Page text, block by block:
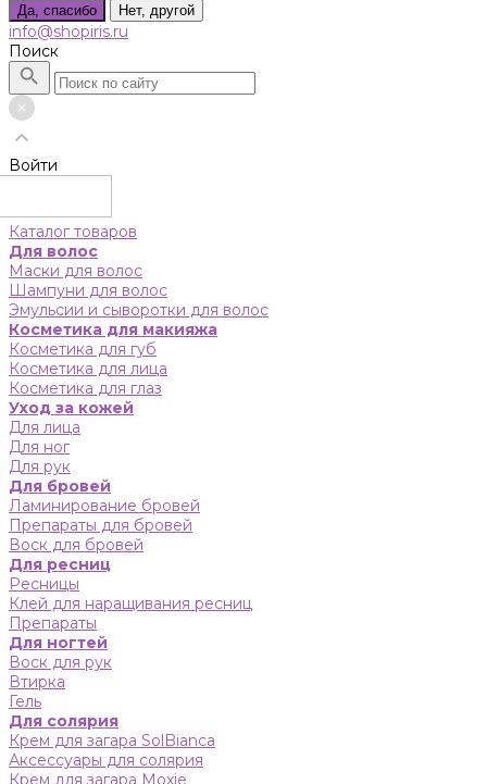
Да, спасибо Нет, другой
info@shopiris.ru
Поиск
Войти
Каталог товаров
Для волос
Маски для волос
Шампуни для волос
Эмульсии и сыворотки для волос
Косметика для макияжа
Косметика для губ
Косметика для лица
Косметика для глаз
Уход за кожей
Для лица
Для ног
Для рук
Для бровей
Ламинирование бровей
Препараты для бровей
Воск для бровей
Для ресниц
Ресницы
Клей для наращивания ресниц
Препараты
Для ногтей
Воск для рук
Втирка
Гель
Для солярия
Крем для загара SolBianca
Аксессуары для солярия
Крем для загара Moxie